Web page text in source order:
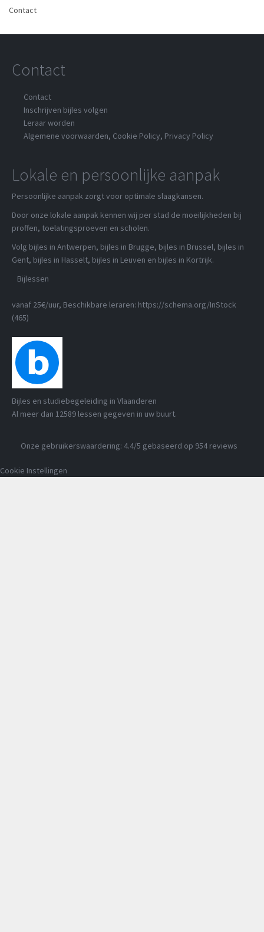
Contact
Contact
Contact
Inschrijven bijles volgen
Leraar worden
Algemene voorwaarden, Cookie Policy, Privacy Policy
Lokale en persoonlijke aanpak
Persoonlijke aanpak zorgt voor optimale slaagkansen.
Door onze lokale aanpak kennen wij per stad de moeilijkheden bij
proffen, toelatingsproeven en scholen.
Volg bijles in Antwerpen, bijles in Brugge, bijles in Brussel, bijles in
Gent, bijles in Hasselt, bijles in Leuven en bijles in Kortrijk.
Bijlessen
vanaf 25€/uur, Beschikbare leraren: https://schema.org/InStock
(465)
Bijles en studiebegeleiding in Vlaanderen
Al meer dan 12589 lessen gegeven in uw buurt.
Onze gebruikerswaardering: 4.4/5 gebaseerd op 954 reviews
Cookie Instellingen